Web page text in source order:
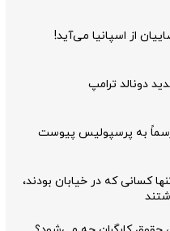
از اسپانیا می‌آید!
دونالد ترامپ
به پرسپولیس پیوست
کسانی که در خیابان بودند،